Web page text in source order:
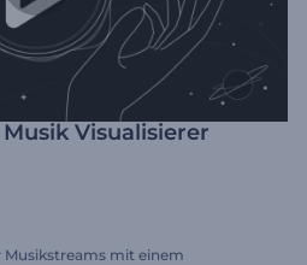
Visualisierer
Musikstreams mit einem